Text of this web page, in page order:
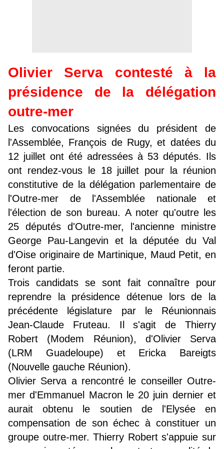
Olivier Serva contesté à la
présidence de la délégation
outre-mer
Les convocations signées du président de
l'Assemblée, François de Rugy, et datées du
12 juillet ont été adressées à 53 députés. Ils
ont rendez-vous le 18 juillet pour la réunion
constitutive de la délégation parlementaire de
l'Outre-mer de l'Assemblée nationale et
l'élection de son bureau. A noter qu'outre les
25 députés d'Outre-mer, l'ancienne ministre
George Pau-Langevin et la députée du Val
d'Oise originaire de Martinique, Maud Petit, en
feront partie.
Trois candidats se sont fait connaître pour
reprendre la présidence détenue lors de la
précédente législature par le Réunionnais
Jean-Claude Fruteau. Il s'agit de Thierry
Robert (Modem Réunion), d'Olivier Serva
(LRM Guadeloupe) et Ericka Bareigts
(Nouvelle gauche Réunion).
Olivier Serva a rencontré le conseiller Outre-
mer d'Emmanuel Macron le 20 juin dernier et
aurait obtenu le soutien de l'Elysée en
compensation de son échec à constituer un
groupe outre-mer. Thierry Robert s'appuie sur